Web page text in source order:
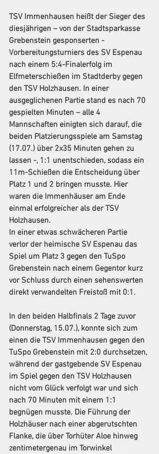
TSV Immenhausen heißt der Sieger des
diesjährigen – von der Stadtsparkasse
Grebenstein gesponserten -
Vorbereitungsturniers des SV Espenau
nach einem 5:4-Finalerfolg im
Elfmeterschießen im Stadtderby gegen
den TSV Holzhausen. In einer
ausgeglichenen Partie stand es nach 70
gespielten Minuten – alle 4
Mannschaften einigten sich darauf, die
beiden Platzierungsspiele am Samstag
(17.07.) über 2x35 Minuten gehen zu
lassen -, 1:1 unentschieden, sodass ein
11m-Schießen die Entscheidung über
Platz 1 und 2 bringen musste. Hier
waren die Immenhäuser am Ende
einmal erfolgreicher als der TSV
Holzhausen.
In einer etwas schwächeren Partie
verlor der heimische SV Espenau das
Spiel um Platz 3 gegen den TuSpo
Grebenstein nach einem Gegentor kurz
vor Schluss durch einen sehenswerten
direkt verwandelten Freistoß mit 0:1.
In den beiden Halbfinals 2 Tage zuvor
(Donnerstag, 15.07.), konnte sich zum
einen die TSV Immenhausen gegen den
TuSpo Grebenstein mit 2:0 durchsetzen,
während der gastgebende SV Espenau
im Spiel gegen den TSV Holzhausen
nicht vom Glück verfolgt war und sich
nach 70 Minuten mit einem 1:1
begnügen musste. Die Führung der
Holzhäuser nach einer abgerutschten
Flanke, die über Torhüter Aloe hinweg
zentimetergenau im Torwinkel